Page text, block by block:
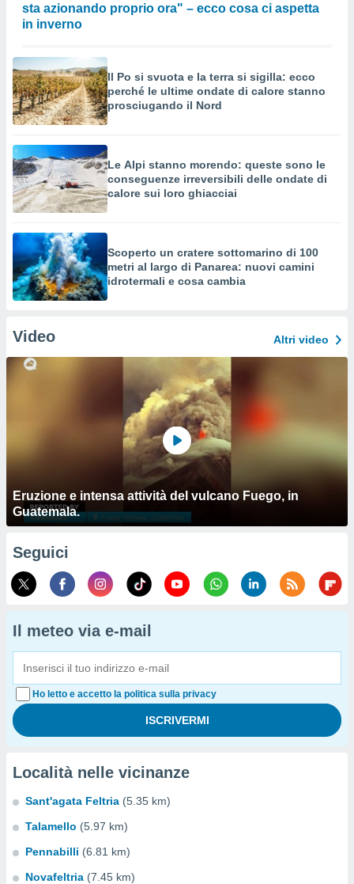
sta azionando proprio ora" – ecco cosa ci aspetta
in inverno
Il Po si svuota e la terra si sigilla: ecco
perché le ultime ondate di calore stanno
prosciugando il Nord
Le Alpi stanno morendo: queste sono le
conseguenze irreversibili delle ondate di
calore sui loro ghiacciai
Scoperto un cratere sottomarino di 100
metri al largo di Panarea: nuovi camini
idrotermali e cosa cambia
Video Altri video
Eruzione e intensa attività del vulcano Fuego, in
Guatemala.
Seguici
Il meteo via e-mail
Ho letto e accetto la politica sulla privacy
Località nelle vicinanze
Sant'agata Feltria (5.35 km)
Talamello (5.97 km)
Pennabilli (6.81 km)
Novafeltria (7.45 km)